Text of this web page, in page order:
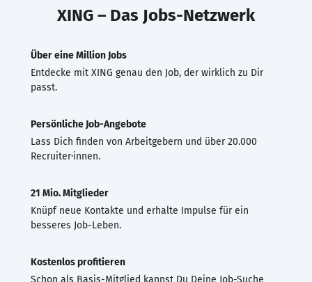
XING – Das Jobs-Netzwerk
Über eine Million Jobs
Entdecke mit XING genau den Job, der wirklich zu Dir
passt.
Persönliche Job-Angebote
Lass Dich finden von Arbeitgebern und über 20.000
Recruiter·innen.
21 Mio. Mitglieder
Knüpf neue Kontakte und erhalte Impulse für ein
besseres Job-Leben.
Kostenlos profitieren
Schon als Basis-Mitglied kannst Du Deine Job-Suche